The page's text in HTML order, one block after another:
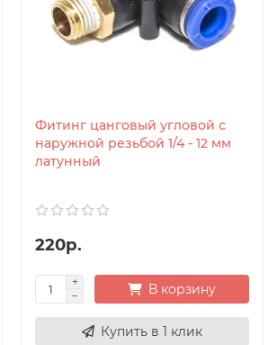
Фитинг цанговый угловой с
наружной резьбой 1/4 - 12 мм
латунный
220р.
В корзину
Купить в 1 клик